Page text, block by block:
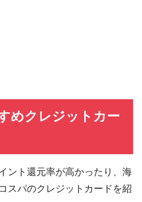
めクレジットカー
ント還元率が高かったり、海
スパのクレジットカードを紹